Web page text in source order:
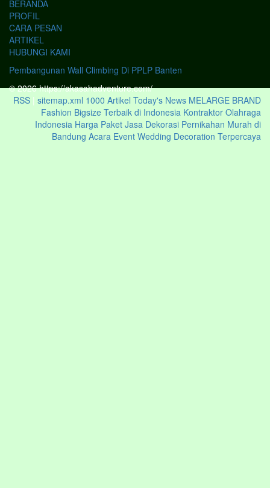
BERANDA
PROFIL
CARA PESAN
ARTIKEL
HUBUNGI KAMI
Pembangunan Wall Climbing Di PPLP Banten
© 2026 https://akasahadventure.com/
RSS | sitemap.xml 1000 Artikel Today's News MELARGE BRAND
Fashion Bigsize Terbaik di Indonesia Kontraktor Olahraga
Indonesia Harga Paket Jasa Dekorasi Pernikahan Murah di
Bandung Acara Event Wedding Decoration Terpercaya